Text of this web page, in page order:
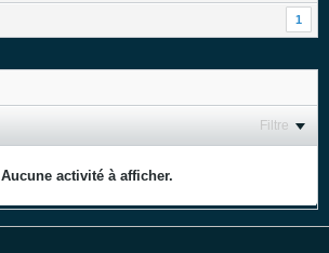
1
Filtre
Aucune activité à afficher.